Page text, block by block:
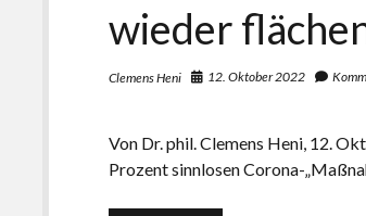
deutsche
Richterinnen
Richter
wieder
Clemens Heni 12. Oktober 2022
Von Dr. phil. Clemens Heni, 12.
Prozent sinnlosen Corona-